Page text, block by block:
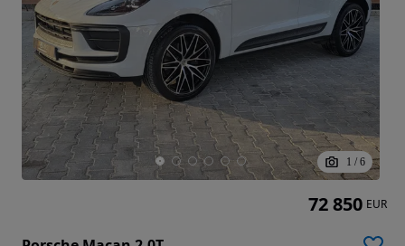
1 / 6
72 850 EUR